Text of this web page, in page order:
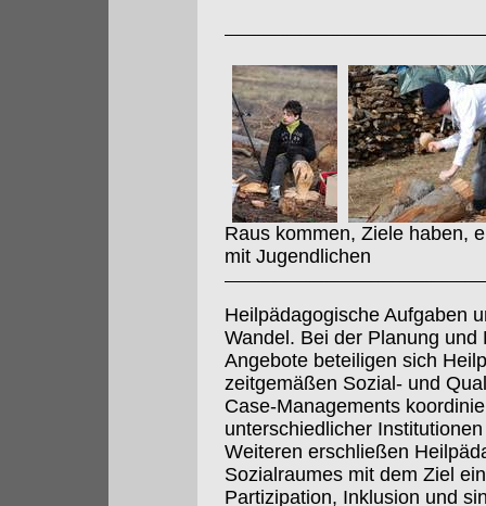
Raus kommen, Ziele haben,
mit Jugendlichen
Heilpädagogische Aufgaben
Wandel. Bei der Planung
Angebote beteiligen sich
zeitgemäßen Sozial- und
Case-Managements
unterschiedlicher
Weiteren erschließen
Sozialraumes mit dem Ziel
Partizipation, Inklusion und